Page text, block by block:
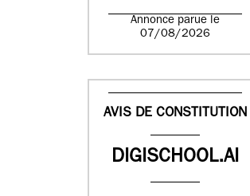
Annonce parue le
07/08/2026
AVIS DE CONSTITUTION
DIGISCHOOL.AI